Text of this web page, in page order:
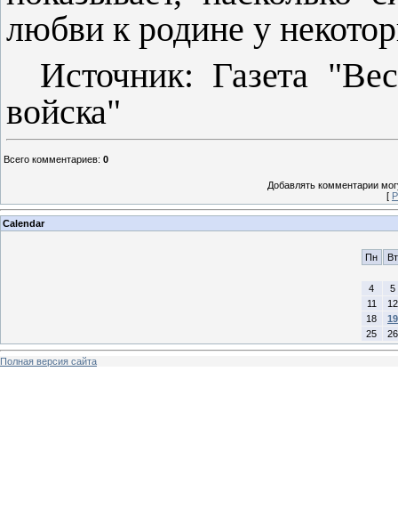
любви к родине у
Источник: Газета
войска"
Всего комментариев: 0
Добавлять комментарии
[
Calendar
Пн Вт
4
5
11
12
18
19
25
26
Полная версия сайта